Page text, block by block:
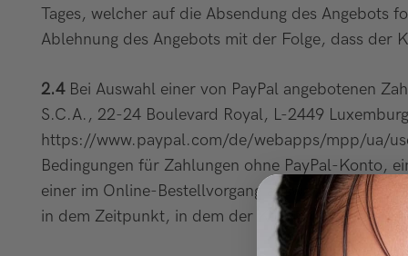
Tages, welcher auf die Absendung des Angebots
Ablehnung des Angebots mit der Folge, dass der
2.4Bei Auswahl einer von PayPal angebotenen
S.C.A., 22-24 Boulevard Royal, L-2449
https://www.paypal.com/de/webapps/mpp/ua/
Bedingungen für Zahlungen ohne PayPal-Konto,
einer im Online-Bestellvorgang auswählbaren
in dem Zeitpunkt, in dem der Kunde den Button